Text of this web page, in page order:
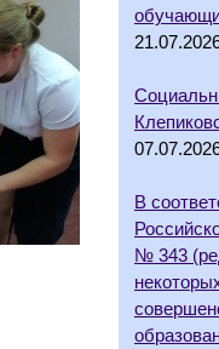
В
№ 343